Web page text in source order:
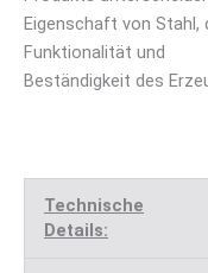
Eigenschaft von Stahl,
Funktionalität und
Beständigkeit des
Technische
Details: